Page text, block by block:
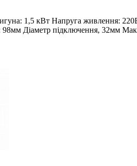
1,5 кВт Напруга живлення:
Діаметр підключення, 32мм